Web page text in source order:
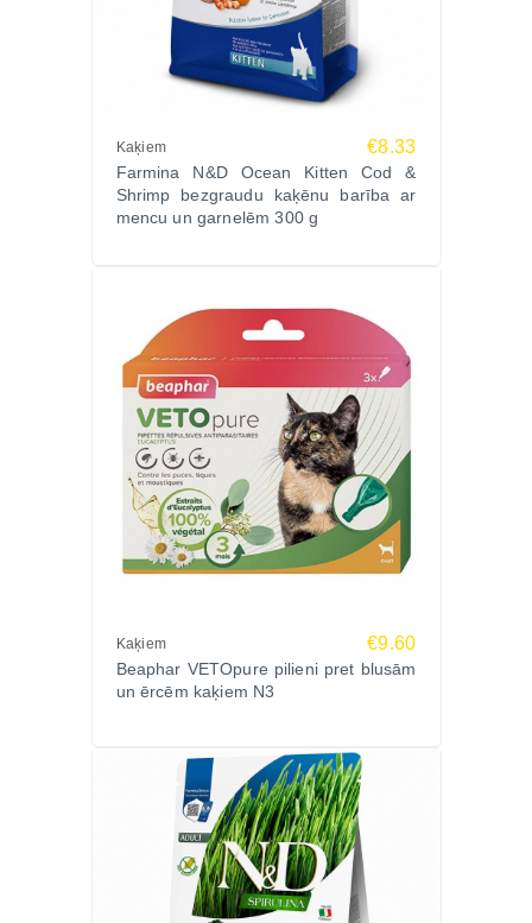
Kaķiem €8.33
Farmina N&D Ocean Kitten Cod &
Shrimp bezgraudu kaķēnu barība ar
mencu un garnelēm 300 g
Kaķiem €9.60
Beaphar VETOpure pilieni pret blusām
un ērcēm kaķiem N3